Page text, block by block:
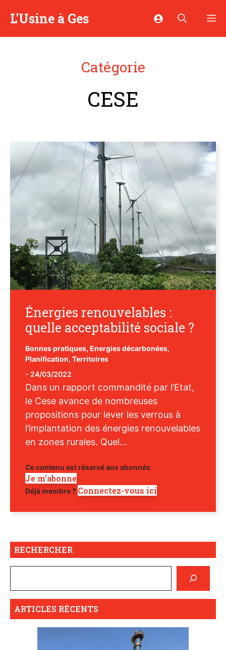
L'Usine à Ges
Catégorie
CESE
Énergies renouvelables :
quelle acceptabilité sociale ?
Bonnes pratiques, Energies décarbonées,
Planification, Territoires
- 24/03/2022
Dans un rapport commandité par l’Etat,
le Cese avance de nombreuses
propositions pour lever les verrous à
l’implantation des énergies renouvelables
en zones rurales. Quel...
Ce contenu est réservé aux abonnés
Je m'abonne
Déjà membre ? Connectez-vous ici
RECHERCHER
ARTICLES RÉCENTS